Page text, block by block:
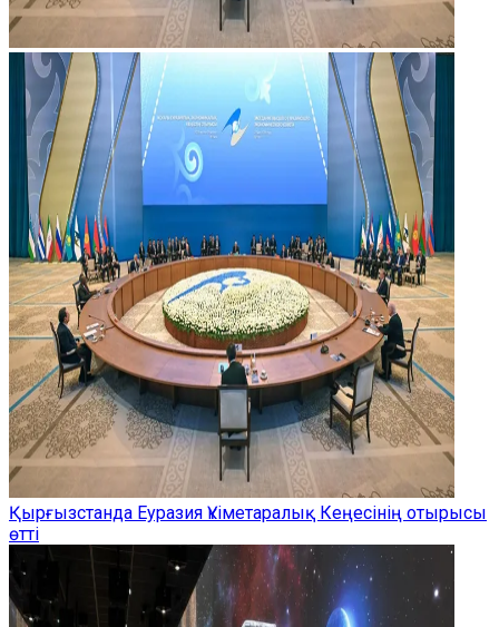
Қырғызстанда Еуразия Үкіметаралық Кеңесінің отырысы
өтті